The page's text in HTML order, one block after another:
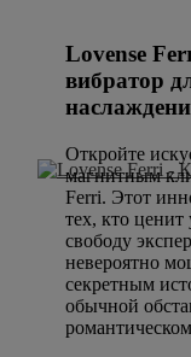
Lovense
вибратор
Откройте
магнитным
Ferri. Этот
тех, кто
свободу
невероятно
секретным
обычной